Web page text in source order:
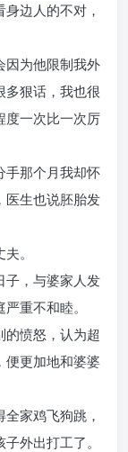
边人的不对，
因为他限制我外
多狠话，我也很
度一次比一次厉
手那个月我却怀
医生也说胚胎发
。
子，与婆家人发
重不和睦。
愤怒，认为超
便更加地和婆婆
家鸡飞狗跳，
外出打工了。